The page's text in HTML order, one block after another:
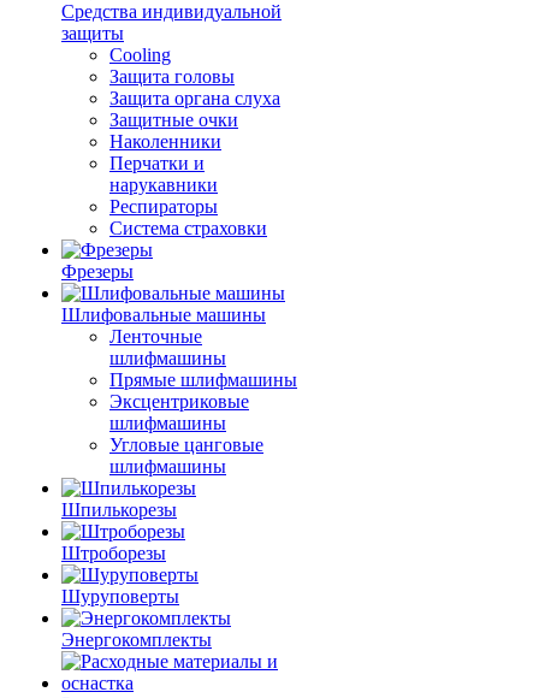
Средства индивидуальной
защиты
Cooling
Защита головы
Защита органа слуха
Защитные очки
Наколенники
Перчатки и
нарукавники
Респираторы
Система страховки
Фрезеры
Шлифовальные машины
Ленточные
шлифмашины
Прямые шлифмашины
Эксцентриковые
шлифмашины
Угловые цанговые
шлифмашины
Шпилькорезы
Штроборезы
Шуруповерты
Энергокомплекты